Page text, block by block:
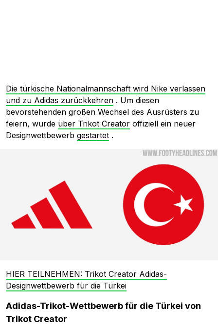
Die türkische Nationalmannschaft wird Nike verlassen
und zu Adidas zurückkehren . Um diesen
bevorstehenden großen Wechsel des Ausrüsters zu
feiern, wurde über Trikot Creator offiziell ein neuer
Designwettbewerb gestartet .
HIER TEILNEHMEN: Trikot Creator Adidas-
Designwettbewerb für die Türkei
Adidas-Trikot-Wettbewerb für die Türkei von
Trikot Creator